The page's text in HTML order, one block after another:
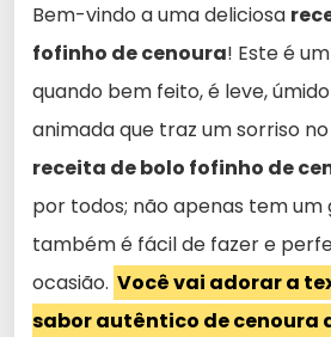
Bem-vindo a uma deliciosa
fofinho de cenoura! Este é
quando bem feito, é leve,
animada que traz um sorriso
receita de bolo fofinho de
por todos; não apenas tem um
também é fácil de fazer e
ocasião. Você vai adorar a
sabor autêntico de cenoura